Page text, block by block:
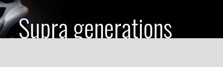
Supra generations